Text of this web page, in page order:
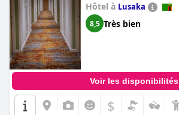
Hôtel à Lusaka
8,5 Très bien
Voir les disponibilités
$